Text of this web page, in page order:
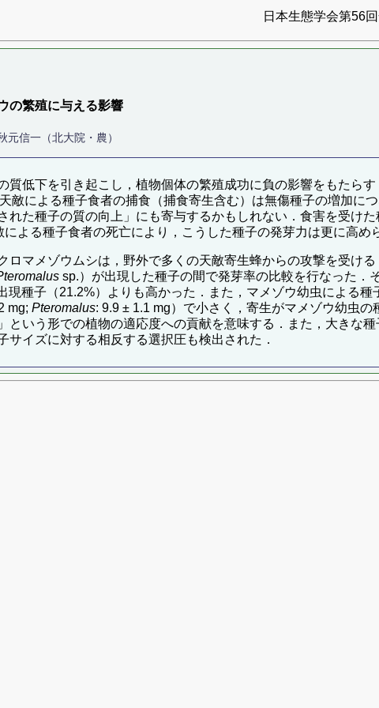
日本生態学会第56
の繁殖に与える影響
信一（北大院・農）
質低下を引き起こし，植物個体の繁殖成功に負の影響をもたら
敵による種子食者の捕食（捕食寄生含む）は無傷種子の増加に
れた種子の質の向上」にも寄与するかもしれない．食害を受け
よる種子食者の死亡により，こうした種子の発芽力は更に高め
マメゾウムシは，野外で多くの天敵寄生蜂からの攻撃を受け
sp.）が出現した種子の間で発芽率の比較を行なった．
現種子（21.2%）よりも高かった．また，マメゾウ幼虫による種
mg; Pteromalus: 9.9 ± 1.1 mg）で小さく，寄生がマメゾウ幼虫
という形での植物の適応度への貢献を意味する．また，大きな
イズに対する相反する選択圧も検出された．